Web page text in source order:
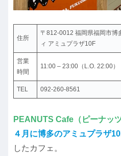
住所
〒812-0012 福岡県福岡市博
ィ アミュプラザ10F
営業
時間
11:00 – 23:00（L.O. 22:00）
TEL 092-260-8561
PEANUTS Cafe（ピーナッ
４月に博多のアミュプラザ
したカフェ。